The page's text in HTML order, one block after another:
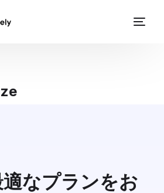
なプランをお